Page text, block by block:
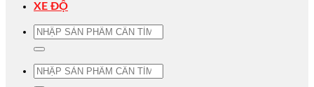
XE ĐỘ
Tìm
Tìm